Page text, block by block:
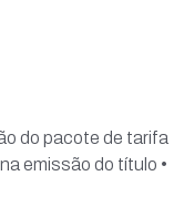
do pacote de tarifa
emissão do título •